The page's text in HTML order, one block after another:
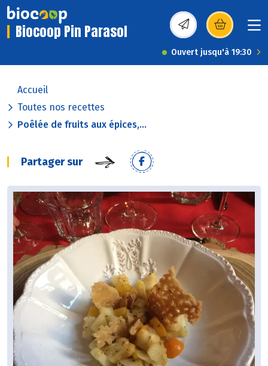
Biocoop Pin Parasol (s’ouvre dans une
Ouvert jusqu'à 19:30
Accueil
Toutes nos recettes
Poêlée de fruits aux épices,...
Partager sur